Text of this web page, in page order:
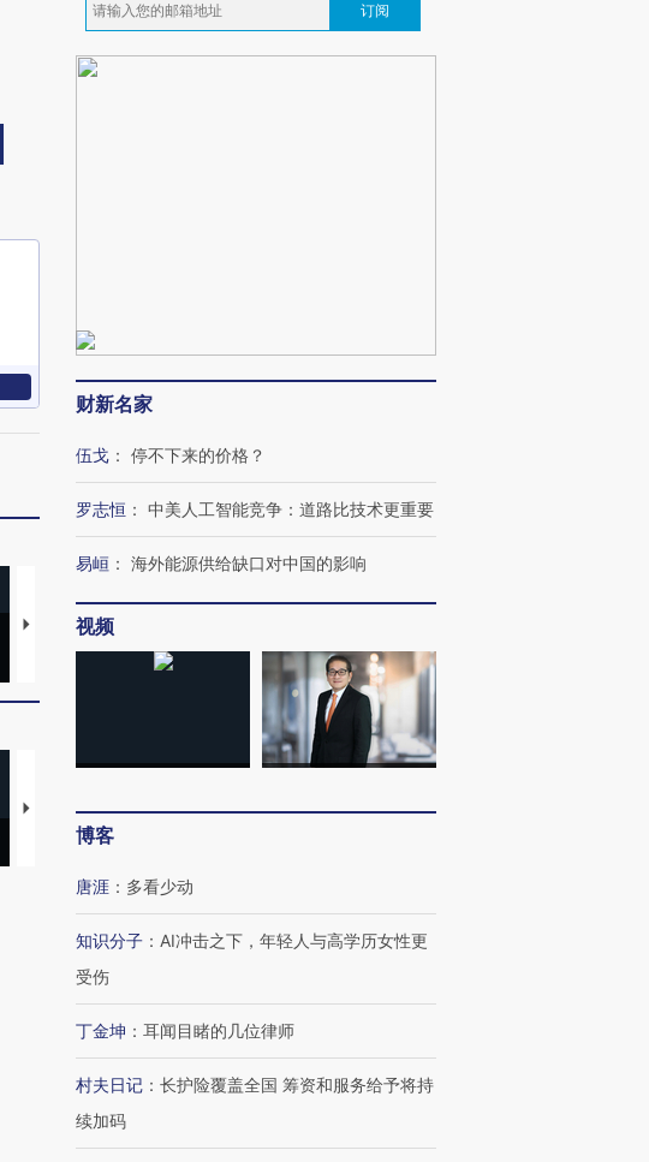
视线｜“入侵”还是“人道危
机”？难民潮撕裂西班牙
128毫米 紧急转移近
雨 3小时累计雨量超80毫
米
【推广】走进第四届链博
会，让数智科技“链”接产
【商旅对话】华住集团
订阅
财新名家
伍戈 ： 停不下来的价格？
罗志恒 ： 中美人工智能竞争：道路比技术更重要
易峘 ： 海外能源供给缺口对中国的影响
视频
博客
唐涯 ： 多看少动
知识分子 ： AI冲击之下，年轻人与高学历女性更
受伤
丁金坤 ： 耳闻目睹的几位律师
村夫日记 ： 长护险覆盖全国 筹资和服务给予将持
续加码